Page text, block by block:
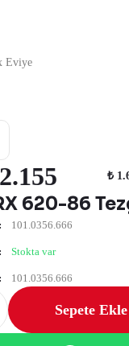
Eviye
620-86
₺
101.0356.666
Stokta var
101.0356.666
Sepete Ekle